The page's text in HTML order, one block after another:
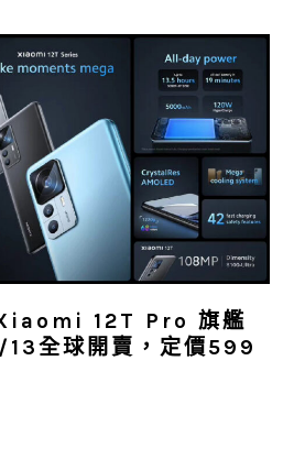
12T Pro 旗艦
13全球開賣，定價599